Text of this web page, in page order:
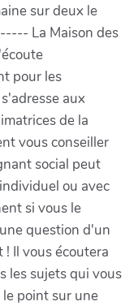
sur deux le
La Maison des
pour les
aux
de la
vous conseiller
social peut
ou avec
si vous le
question d'un
Il vous écoutera
les sujets qui vous
point sur une